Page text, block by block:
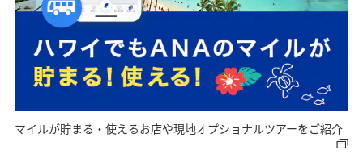
マイルが貯まる・使えるお店や現地オプショナルツアーをご紹介